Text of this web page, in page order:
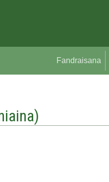
Fandraisana
)